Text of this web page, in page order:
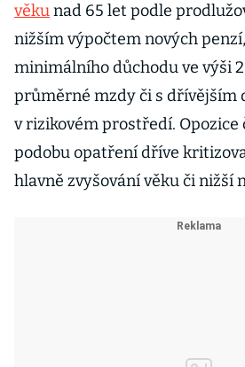
věkunad 65 let podle
nižším výpočtem nových
minimálního důchodu ve výši
průměrné mzdy či s dřívějším
v rizikovém prostředí. Opozice
podobu opatření dříve
hlavně zvyšování věku či nižší